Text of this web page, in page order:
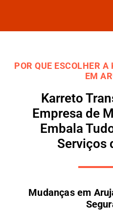
POR QUE ESCOLHER
EM
Karreto
Empresa de
Embala
Serviços
Mudanças em